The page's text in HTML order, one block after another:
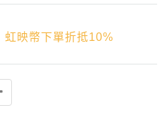
虹映幣下單折抵10%